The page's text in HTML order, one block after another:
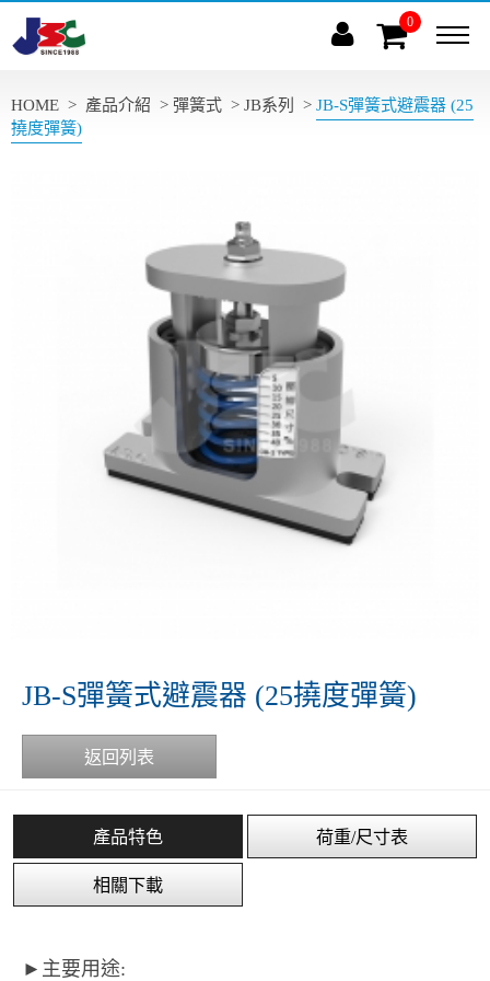
0
HOME > 產品介紹 > 彈簧式 > JB系列 > JB-S彈簧式避震器 (25
撓度彈簧)
JB-S彈簧式避震器 (25撓度彈簧)
返回列表
產品特色 荷重/尺寸表
相關下載
►主要用途: